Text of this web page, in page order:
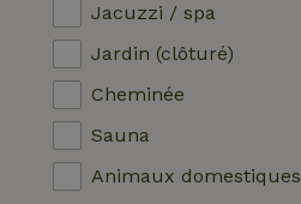
En montagne
Maison isolée
Dans le verger
Pêche à proximité
Jacuzzi / spa
Jardin (clôturé)
Cheminée
Sauna
Animaux domestiques